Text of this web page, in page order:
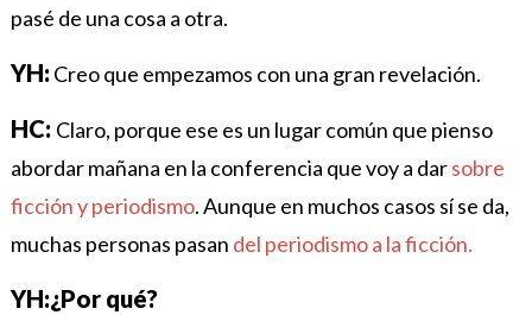
pasé de una cosa a otra.
YH:Creo que empezamos con una gran revelación.
HC: Claro, porque ese es un lugar común que pienso
abordar mañana en la conferencia que voy a darsobre
ficción y periodismo. Aunque en muchos casos sí se da,
muchas personas pasan del periodismo a la ficción.
YH:¿Por qué?